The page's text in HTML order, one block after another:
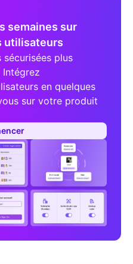
semaines sur
utilisateurs
plus
en quelques
sur votre produit